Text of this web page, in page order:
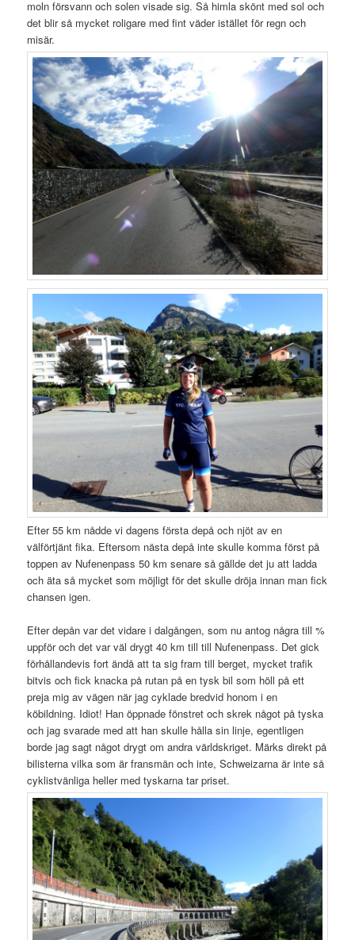
moln försvann och solen visade sig. Så himla skönt med sol och
det blir så mycket roligare med fint väder istället för regn och
misär.
Efter 55 km nådde vi dagens första depå och njöt av en
välförtjänt fika. Eftersom nästa depå inte skulle komma först på
toppen av Nufenenpass 50 km senare så gällde det ju att ladda
och äta så mycket som möjligt för det skulle dröja innan man fick
chansen igen.
Efter depån var det vidare i dalgången, som nu antog några till %
uppför och det var väl drygt 40 km till till Nufenenpass. Det gick
förhållandevis fort ändå att ta sig fram till berget, mycket trafik
bitvis och fick knacka på rutan på en tysk bil som höll på ett
preja mig av vägen när jag cyklade bredvid honom i en
köbildning. Idiot! Han öppnade fönstret och skrek något på tyska
och jag svarade med att han skulle hålla sin linje, egentligen
borde jag sagt något drygt om andra världskriget. Märks direkt på
bilisterna vilka som är fransmän och inte, Schweizarna är inte så
cyklistvänliga heller med tyskarna tar priset.